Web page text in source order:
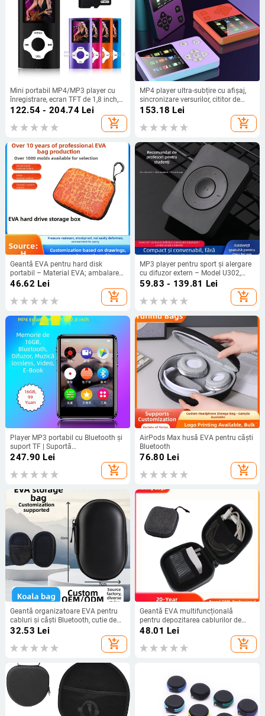
Mini portabil MP4/MP3 player cu
înregistrare, ecran TFT de 1,8 inch,
suport TF card
122.54 - 204.74Lei
add_shopping_cart
MP4 player ultra-subțire cu afișaj,
sincronizare versurilor, cititor de
cărți electronice, redare MP3 fără
153.18 Lei
add_shopping_cart
Geantă EVA pentru hard disk
portabil – Material EVA; ambalare
3C digitală; scop: ambalare
dispozitive digitale pentru casă;
origine: Dongguan
46.62 Lei
add_shopping_cart
MP3 player pentru sport și alergare
cu difuzor extern – Model U302,
baterie 150 mAh, redare de 8 ore,
59.83 - 139.81 Lei
add_shopping_cart
Player MP3 portabil cu Bluetooth și
suport TF | Suportă
MP3/OGG/FLAC/APE, video AMV,
247.90 Lei
add_shopping_cart
AirPods Max husă EVA pentru căști
Bluetooth
76.80 Lei
add_shopping_cart
Geantă organizatoare EVA pentru
cabluri și căști Bluetooth, cutie de
depozitare compactă, rezistentă la
32.53 Lei
add_shopping_cart
Geantă EVA multifuncțională
pentru depozitarea cablurilor de
date, accesorii, husă de protecție
pentru căști, încărcător și husă
impermeabilă portabilă
48.01 Lei
add_shopping_cart